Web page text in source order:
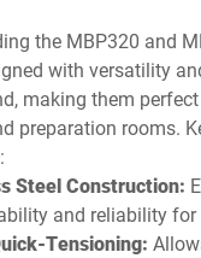
the MBP320 and
with versatility
making them
preparation rooms.
Steel Construction:
and reliability for
Tensioning: